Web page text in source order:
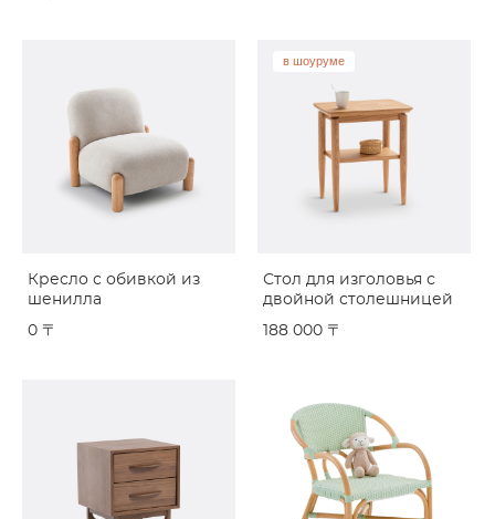
Кресло с обивкой из
шенилла
0 〒
в шоуруме
Стол для изголовья с
двойной столешницей
188 000 〒